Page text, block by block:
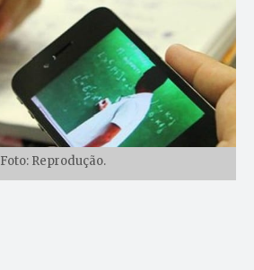
Foto: Reprodução.